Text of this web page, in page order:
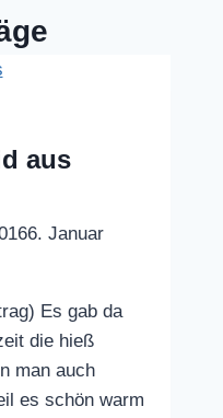
aus
6. Januar
Es gab da
die hieß
man auch
es schön warm